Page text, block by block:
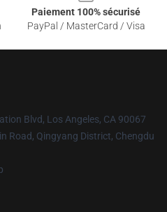
Paiement 100% sécurisé
PayPal / MasterCard / Visa
Blvd, Los Angeles, CA 90067
Road, Qingyang District, Chengdu